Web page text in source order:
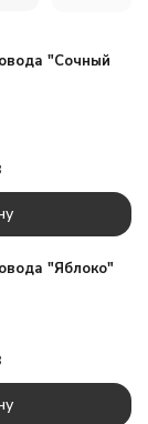
"Сочный
"Яблоко"